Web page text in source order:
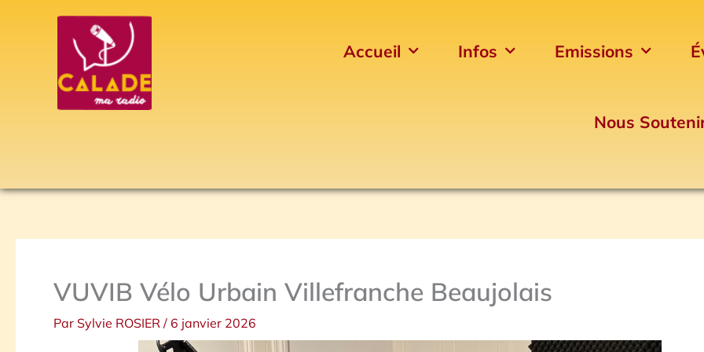
Accueil Infos Emissions
Nous
VUVIB Vélo Urbain Villefranche Beaujolais
Par Sylvie ROSIER / 6 janvier 2026